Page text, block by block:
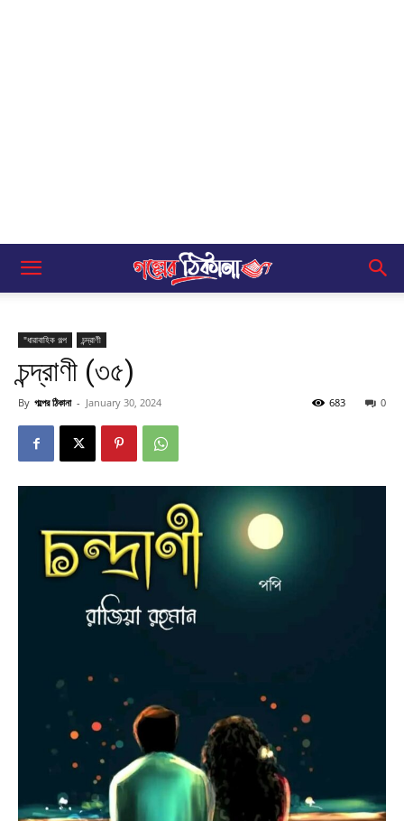
"ধারাবাহিক গল্প চন্দ্রাণী
চন্দ্রাণী (৩৫)
By গল্পের ঠিকানা - January 30, 2024 0
683